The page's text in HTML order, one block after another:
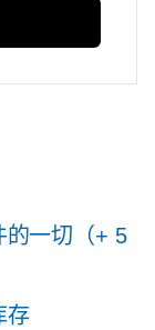
的一切（+ 5
存